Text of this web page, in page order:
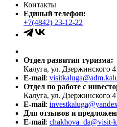
Контакты
Единый телефон:
+7(4842) 23-12-22
Отдел развития туризма:
Калуга, ул. Дзержинского
E-mail:
Отдел по работе с
Калуга, ул. Дзержинского
E-mail:
Для отзывов и
E-mail: chakhova_da@visit-